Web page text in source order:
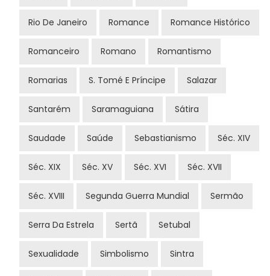
Rio De Janeiro Romance Romance Histórico
Romanceiro Romano Romantismo
Romarias S. Tomé E Príncipe Salazar
Santarém Saramaguiana Sátira
Saudade Saúde Sebastianismo Séc. XIV
Séc. XIX Séc. XV Séc. XVI Séc. XVII
Séc. XVIII Segunda Guerra Mundial Sermão
Serra Da Estrela Sertã Setubal
Sexualidade Simbolismo Sintra